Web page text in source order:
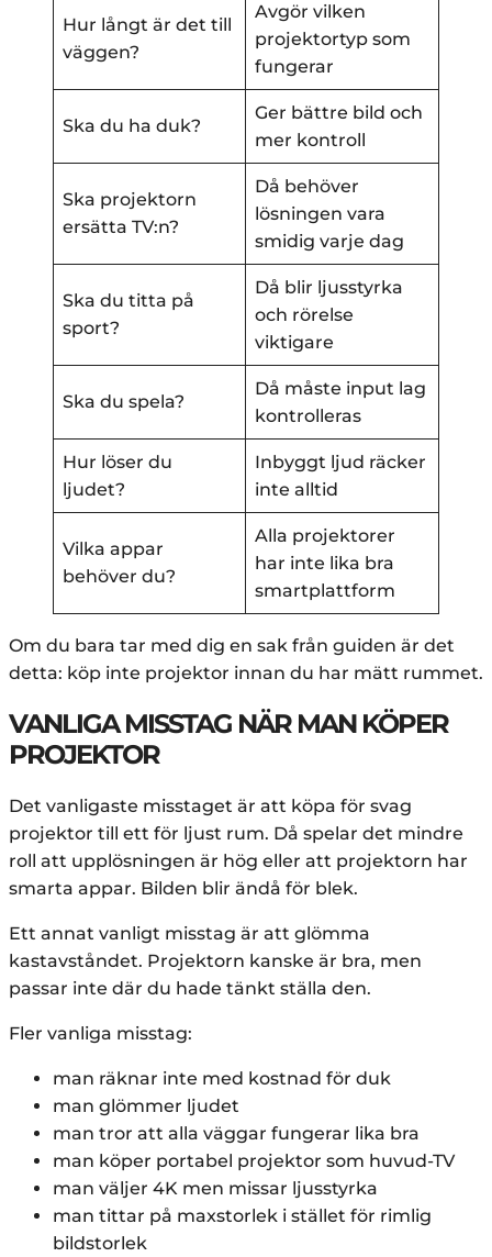
Hur långt är det till
väggen?
Avgör vilken
projektortyp som
fungerar
Ska du ha duk?
Ger bättre bild och
mer kontroll
Ska projektorn
ersätta TV:n?
Då behöver
lösningen vara
smidig varje dag
Ska du titta på
sport?
Då blir ljusstyrka
och rörelse
viktigare
Ska du spela?
Då måste input lag
kontrolleras
Hur löser du
ljudet?
Inbyggt ljud räcker
inte alltid
Vilka appar
behöver du?
Alla projektorer
har inte lika bra
smartplattform
Om du bara tar med dig en sak från guiden är det
detta: köp inte projektor innan du har mätt rummet.
VANLIGA MISSTAG NÄR MAN KÖPER
PROJEKTOR
Det vanligaste misstaget är att köpa för svag
projektor till ett för ljust rum. Då spelar det mindre
roll att upplösningen är hög eller att projektorn har
smarta appar. Bilden blir ändå för blek.
Ett annat vanligt misstag är att glömma
kastavståndet. Projektorn kanske är bra, men
passar inte där du hade tänkt ställa den.
Fler vanliga misstag:
man räknar inte med kostnad för duk
man glömmer ljudet
man tror att alla väggar fungerar lika bra
man köper portabel projektor som huvud-TV
man väljer 4K men missar ljusstyrka
man tittar på maxstorlek i stället för rimlig
bildstorlek